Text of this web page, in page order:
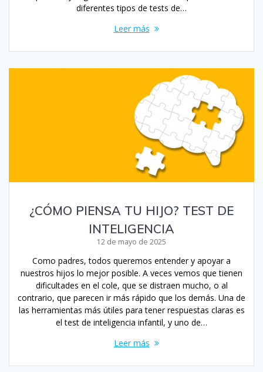
diferentes tipos de tests de…
Leer más
¿CÓMO PIENSA TU HIJO? TEST DE
INTELIGENCIA
12 de mayo de 2025
Como padres, todos queremos entender y apoyar a
nuestros hijos lo mejor posible. A veces vemos que tienen
dificultades en el cole, que se distraen mucho, o al
contrario, que parecen ir más rápido que los demás. Una de
las herramientas más útiles para tener respuestas claras es
el test de inteligencia infantil, y uno de…
Leer más